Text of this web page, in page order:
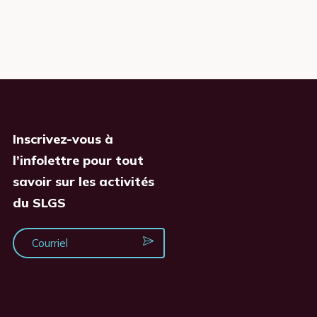
Inscrivez-vous à
l’infolettre pour tout
savoir sur les activités
du SLGS